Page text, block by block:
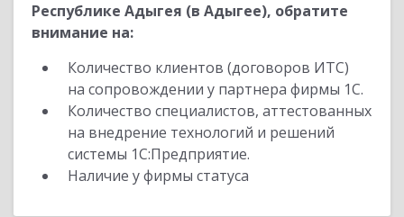
Республике Адыгея (в Адыгее), обратите
внимание на:
Количество клиентов (договоров ИТС)
на сопровождении у партнера фирмы 1С.
Количество специалистов, аттестованных
на внедрение технологий и решений
системы 1С:Предприятие.
Наличие у фирмы статуса